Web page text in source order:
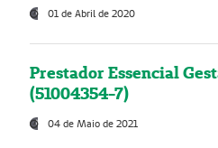
01 de Abril de 2020
Prestador Essencial
(51004354-7)
04 de Maio de 2021